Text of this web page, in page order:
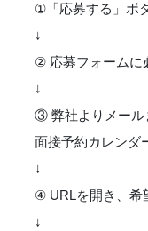
①「応募する」ボ
↓
② 応募フォームに
↓
③ 弊社よりメール
面接予約カレンダ
↓
④ URLを開き、希
↓